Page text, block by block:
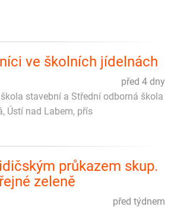
ve školních jídelnách
před 4 dny
stavební a Střední odborná škola
Ústí nad Labem, přís
průkazem skup.
zeleně
před týdnem